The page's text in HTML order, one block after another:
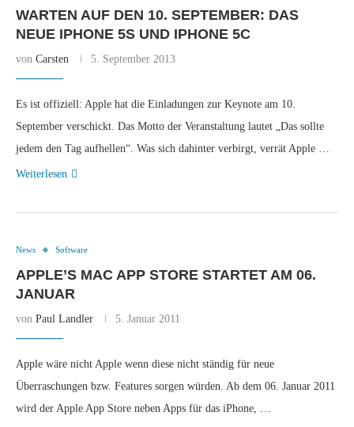
WARTEN AUF DEN 10. SEPTEMBER: DAS
NEUE IPHONE 5S UND IPHONE 5C
von Carsten 5. September 2013
Es ist offiziell: Apple hat die Einladungen zur Keynote am 10.
September verschickt. Das Motto der Veranstaltung lautet „Das sollte
jedem den Tag aufhellen“. Was sich dahinter verbirgt, verrät Apple …
Weiterlesen
News Software
APPLE’S MAC APP STORE STARTET AM 06.
JANUAR
von Paul Landler 5. Januar 2011
Apple wäre nicht Apple wenn diese nicht ständig für neue
Überraschungen bzw. Features sorgen würden. Ab dem 06. Januar 2011
wird der Apple App Store neben Apps für das iPhone, …